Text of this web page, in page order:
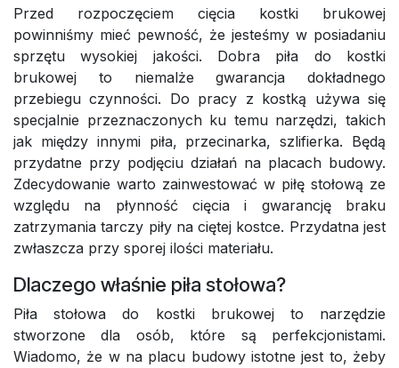
Przed rozpoczęciem cięcia kostki brukowej
powinniśmy mieć pewność, że jesteśmy w posiadaniu
sprzętu wysokiej jakości. Dobra piła do kostki
brukowej to niemalże gwarancja dokładnego
przebiegu czynności. Do pracy z kostką używa się
specjalnie przeznaczonych ku temu narzędzi, takich
jak między innymi piła, przecinarka, szlifierka. Będą
przydatne przy podjęciu działań na placach budowy.
Zdecydowanie warto zainwestować w piłę stołową ze
względu na płynność cięcia i gwarancję braku
zatrzymania tarczy piły na ciętej kostce. Przydatna jest
zwłaszcza przy sporej ilości materiału.
Dlaczego właśnie piła stołowa?
Piła stołowa do kostki brukowej to narzędzie
stworzone dla osób, które są perfekcjonistami.
Wiadomo, że w na placu budowy istotne jest to, żeby